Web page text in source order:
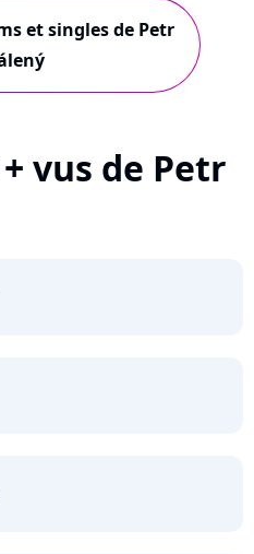
et singles de Petr
vus de Petr